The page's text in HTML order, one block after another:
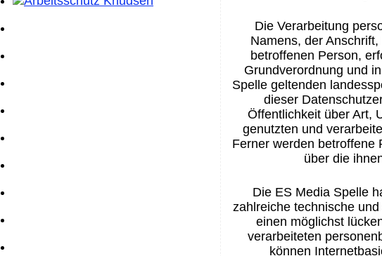
Die Verarbeitung
Namens, der
betroffenen Person,
Grundverordnung und
Spelle geltenden
dieser
Öffentlichkeit über Art,
genutzten und
Ferner werden betroffene
über die
Die ES Media Spelle
zahlreiche technische
einen möglichst
verarbeiteten
können